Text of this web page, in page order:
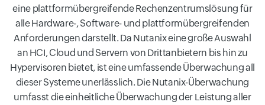
eine plattformübergreifende Rechenzentrumslösung für
alle Hardware-, Software- und plattformübergreifenden
Anforderungen darstellt. Da Nutanix eine große Auswahl
an HCI, Cloud und Servern von Drittanbietern bis hin zu
Hypervisoren bietet, ist eine umfassende Überwachung all
dieser Systeme unerlässlich. Die Nutanix-Überwachung
umfasst die einheitliche Überwachung der Leistung aller